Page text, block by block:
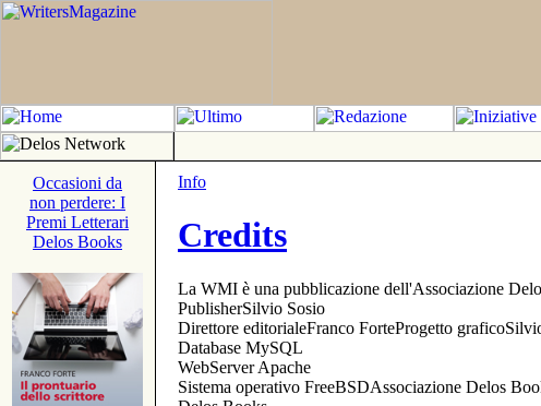
Occasioni da
non perdere: I
Premi Letterari
Delos Books
Info
Credits
La WMI è una pubblicazione dell'Associazione
PublisherSilvio Sosio
Direttore editorialeFranco ForteProgetto
Database MySQL
WebServer Apache
Sistema operativo FreeBSDAssociazione Delos